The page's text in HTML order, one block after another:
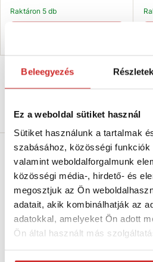
Beleegyezés Részletek
Ez a weboldal sütiket használ
Sütiket használunk a tartalmak
szabásához, közösségi funkciók
valamint weboldalforgalmunk
közösségi média-, hirdető- és
megosztjuk az Ön
adatait, akik kombinálhatják az
adatokkal, amelyeket Ön adott
Ön által használt más
Raktáron 5 db
Termékleírás
Puha ajtóütköző -
Mérete:
Biztonsági ajtóütköző, amely
véletlen sérülésektől vagy az